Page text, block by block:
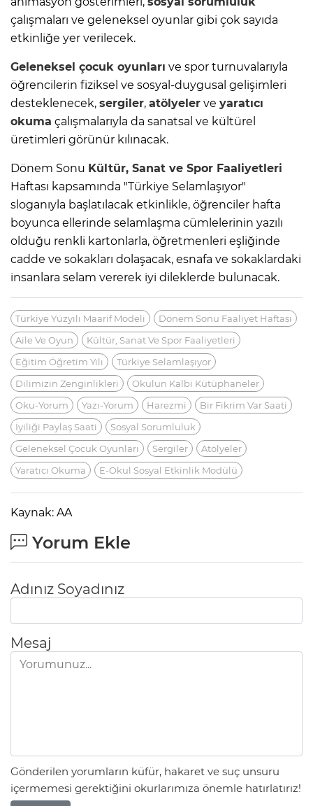
çalışmaları ve geleneksel oyunlar gibi çok sayıda
etkinliğe yer verilecek.
Geleneksel çocuk oyunları ve spor turnuvalarıyla
öğrencilerin fiziksel ve sosyal-duygusal gelişimleri
desteklenecek, sergiler, atölyeler ve yaratıcı
okuma çalışmalarıyla da sanatsal ve kültürel
üretimleri görünür kılınacak.
Dönem Sonu Kültür, Sanat ve Spor Faaliyetleri
Haftası kapsamında "Türkiye Selamlaşıyor"
sloganıyla başlatılacak etkinlikle, öğrenciler hafta
boyunca ellerinde selamlaşma cümlelerinin yazılı
olduğu renkli kartonlarla, öğretmenleri eşliğinde
cadde ve sokakları dolaşacak, esnafa ve sokaklardaki
insanlara selam vererek iyi dileklerde bulunacak.
Türkiye Yüzyılı Maarif Modeli
Dönem Sonu Faaliyet Haftası
Aile Ve Oyun
Kültür, Sanat Ve Spor Faaliyetleri
Eğitim Öğretim Yılı
Türkiye Selamlaşıyor
Dilimizin Zenginlikleri
Okulun Kalbi Kütüphaneler
Oku-Yorum
Yazı-Yorum Harezmi
Bir Fikrim Var Saati
İyiliği Paylaş Saati
Sosyal Sorumluluk
Geleneksel Çocuk Oyunları
Sergiler
Atölyeler
Yaratıcı Okuma
E-Okul Sosyal Etkinlik Modülü
Kaynak: AA
Yorum Ekle
Adınız Soyadınız
Mesaj
Gönderilen yorumların küfür, hakaret ve suç unsuru
içermemesi gerektiğini okurlarımıza önemle hatırlatırız!